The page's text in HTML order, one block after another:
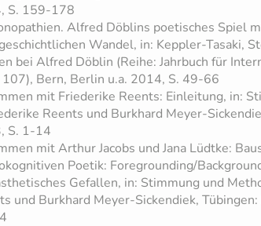
S. 159-178
Alfred Döblins poetisches Spiel
Wandel, in: Keppler-Tasaki,
bei Alfred Döblin (Reihe: Jahrbuch für
107), Bern, Berlin u.a. 2014, S. 49-66
mit Friederike Reents: Einleitung, in:
Reents und Burkhard Meyer-
S. 1-14
mit Arthur Jacobs und Jana Lüdtke:
Poetik: Foregrounding/
Gefallen, in: Stimmung und
und Burkhard Meyer-Sickendiek,